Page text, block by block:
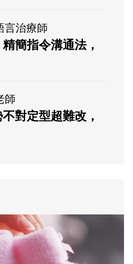
言治療師
簡指令溝通法，
師
對定型超難改，